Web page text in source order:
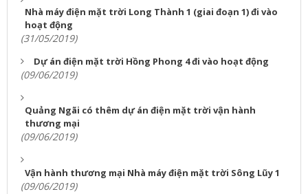
Nhà máy điện mặt trời Long Thành 1 (giai đoạn 1) đi vào
hoạt động
(31/05/2019)
Dự án điện mặt trời Hồng Phong 4 đi vào hoạt động
(09/06/2019)
Quảng Ngãi có thêm dự án điện mặt trời vận hành
thương mại
(09/06/2019)
Vận hành thương mại Nhà máy điện mặt trời Sông Lũy 1
(09/06/2019)